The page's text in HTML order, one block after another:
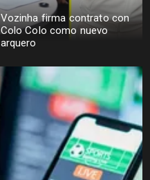
Vozinha firma contrato con
Colo Colo como nuevo
arquero